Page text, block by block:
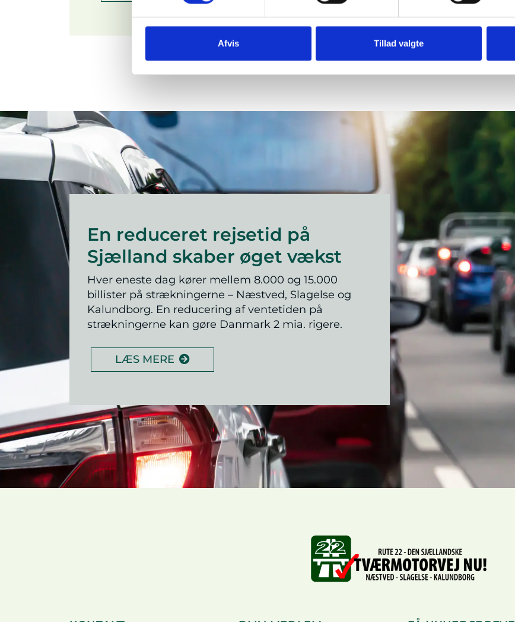
Afvis Tillad valgte
En reduceret rejsetid på
Sjælland skaber øget vækst
Hver eneste dag kører mellem 8.000 og 15.000
billister på strækningerne – Næstved, Slagelse og
Kalundborg. En reducering af ventetiden på
strækningerne kan gøre Danmark 2 mia. rigere.
LÆS MERE